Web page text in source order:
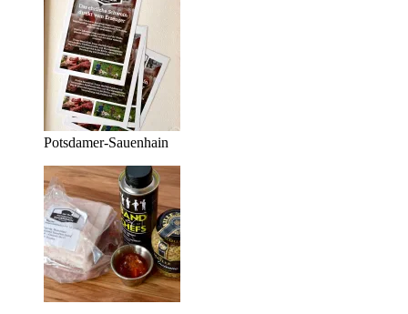
Potsdamer-Sauenhain